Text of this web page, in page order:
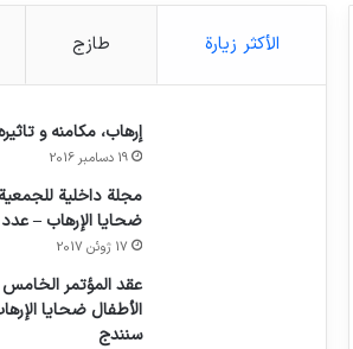
الأكثر زيارة طازج
إرهاب، مكامنه و
19 دسامبر 2016
مجلة داخلية
ضحايا الإرهاب – عدد
17 ژوئن 2017
عقد المؤتمر الخامس
الأطفال ضحايا
سنندج